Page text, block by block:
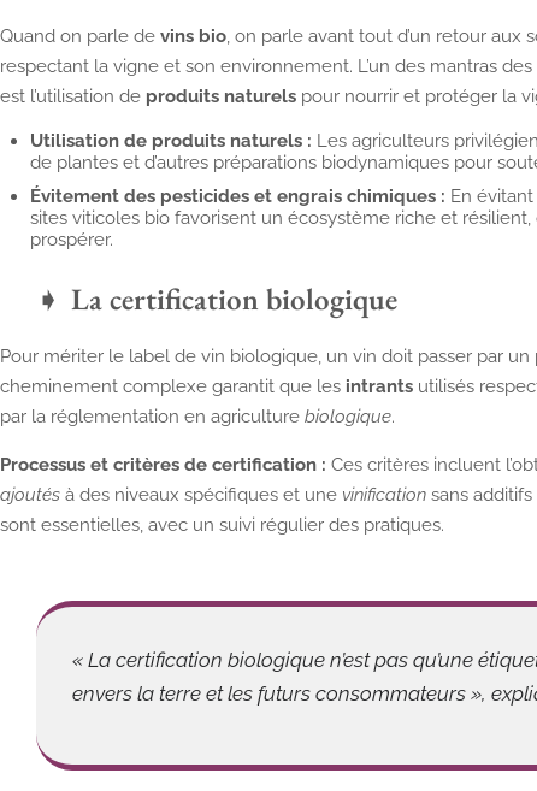
Quand on parle de vins bio, on parle avant tout d’un retour aux
respectant la vigne et son environnement. L’un des mantras des
est l’utilisation de produits naturels pour nourrir et protéger la
Utilisation de produits naturels : Les agriculteurs
de plantes et d’autres préparations biodynamiques pour
Évitement des pesticides et engrais chimiques : En
sites viticoles bio favorisent un écosystème riche et
prospérer.
La certification biologique
Pour mériter le label de vin biologique, un vin doit passer par
cheminement complexe garantit que les intrants utilisés
par la réglementation en agriculture biologique.
Processus et critères de certification : Ces critères incluent
ajoutés à des niveaux spécifiques et une vinification sans
sont essentielles, avec un suivi régulier des pratiques.
« La certification biologique n’est pas qu’une
envers la terre et les futurs consommateurs »,